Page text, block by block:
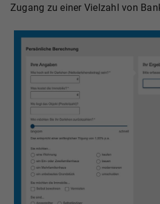
Zugang zu einer Vielzahl von